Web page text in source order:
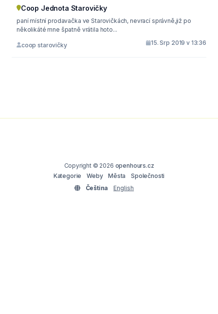
Coop Jednota Starovičky
paní místní prodavačka ve Starovičkách, nevrací správně,již po
několikáté mne špatně vrátila hoto...
coop starovičky 15. Srp 2019 v 13:36
Copyright © 2026 openhours.cz
Kategorie
Weby Města
Společnosti
Čeština
English